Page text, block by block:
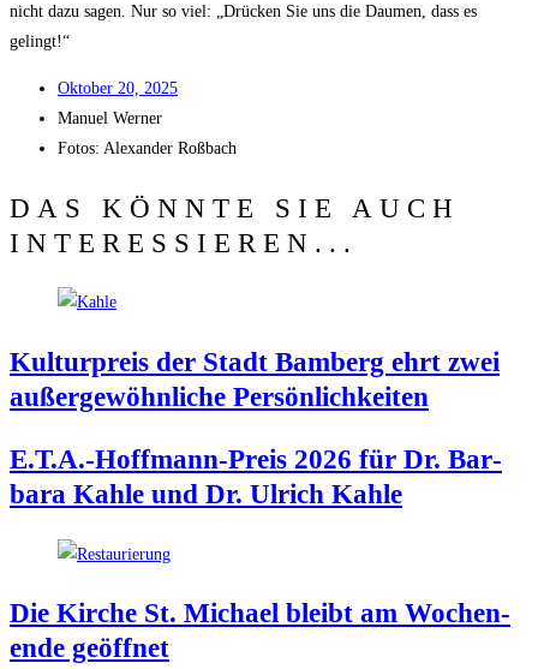
nicht dazu sagen. Nur so viel: „Drü­cken Sie uns die Dau­men, dass es
gelingt!“
Okto­ber 20, 2025
Manu­el Werner
Fotos: Alex­an­der Roßbach
DAS KÖNNTE SIE AUCH
INTERESSIEREN...
Kul­tur­preis der Stadt Bam­berg ehrt zwei
außer­ge­wöhn­li­che Persönlichkeiten
E.T.A.-Hoffmann-Preis 2026 für Dr. Bar­
ba­ra Kah­le und Dr. Ulrich Kahle
Die Kir­che St. Micha­el bleibt am Wochen­
en­de geöffnet